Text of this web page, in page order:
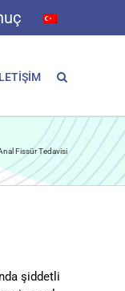
Fissür Tedavisi
şiddetli